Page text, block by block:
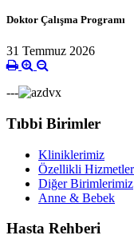
Doktor Çalışma Programı
31 Temmuz 2026
---
Tıbbi Birimler
Kliniklerimiz
Özellikli Hizmetler
Diğer Birimlerimiz
Anne & Bebek
Hasta Rehberi